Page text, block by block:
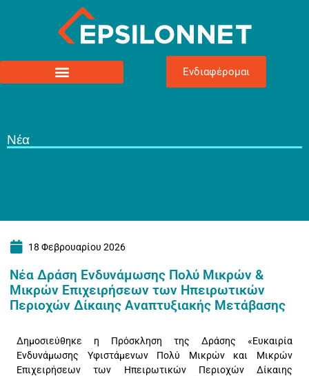
Ενδιαφέρομαι
Νέα
18 Φεβρουαρίου 2026
Νέα Δράση Ενδυνάμωσης Πολύ Μικρών &
Μικρών Επιχειρήσεων των Ηπειρωτικών
Περιοχών Δίκαιης Αναπτυξιακής Μετάβασης
Δημοσιεύθηκε η Πρόσκληση της Δράσης «Ευκαιρία
Ενδυνάμωσης Υφιστάμενων Πολύ Μικρών και Μικρών
Επιχειρήσεων των Ηπειρωτικών Περιοχών Δίκαιης